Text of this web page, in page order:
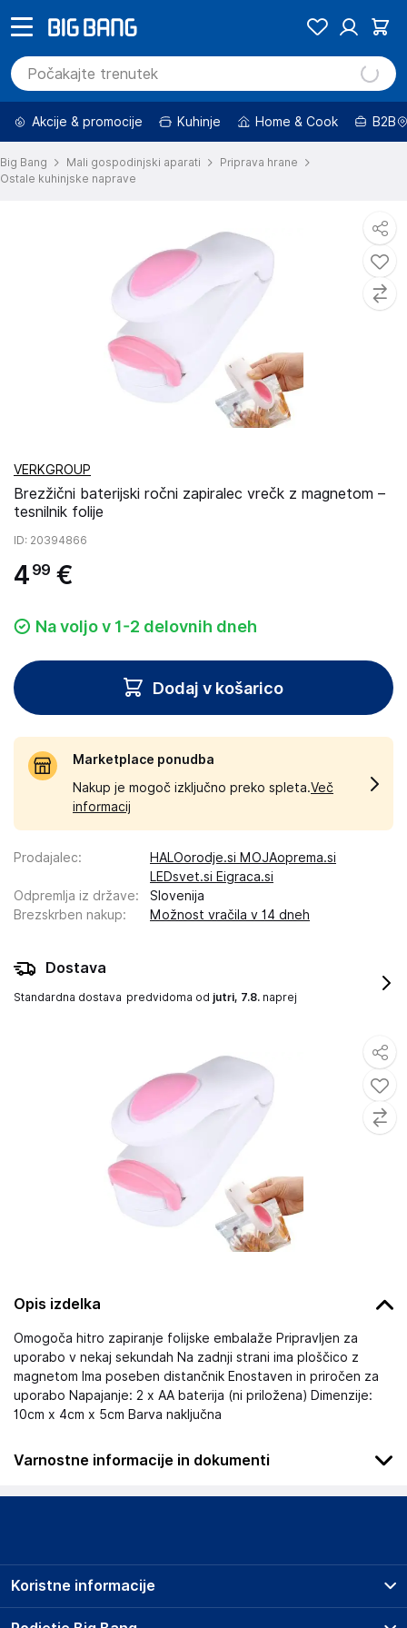
Akcije & promocije Kuhinje Home & Cook B2B
Big Bang Mali gospodinjski aparati
Priprava hrane
Ostale kuhinjske naprave
Opis izdelka
Omogoča hitro zapiranje folijske embalaže Pripravljen za
uporabo v nekaj sekundah Na zadnji strani ima ploščico z
magnetom Ima poseben distančnik Enostaven in priročen za
uporabo Napajanje: 2 x AA baterija (ni priložena) Dimenzije:
10cm x 4cm x 5cm Barva naključna
Varnostne informacije in dokumenti
Podatki o proizvajalcu
ZOLTA Trade Sp. z o.o.
VERKGROUP
Brezžični baterijski ročni zapiralec vrečk z magnetom –
tesnilnik folije
ID: 20394866
4 99 €
Na voljo v 1-2 delovnih dneh
Dodaj v košarico
Marketplace ponudba
Nakup je mogoč izključno preko spleta.Več
informacij
Prodajalec:
HALOorodje.si MOJAoprema.si
LEDsvet.si Eigraca.si
Odpremlja iz države:
Slovenija
Brezskrben nakup: Možnost vračila v 14 dneh
Dostava
Standardna dostava predvidoma od jutri, 7.8. naprej
Koristne informacije
Prodajna mesta